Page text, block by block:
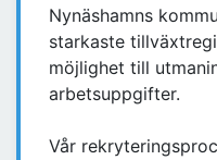
Nynäshamns
starkaste
möjlighet till
arbetsuppgifter.
Vår